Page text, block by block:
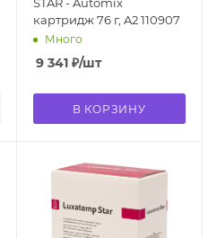
картридж 76 г, A2 110907
Много
9 341₽/шт
В КОРЗИНУ